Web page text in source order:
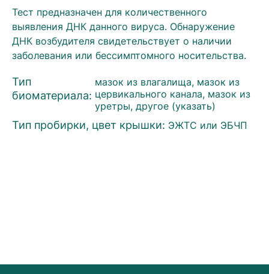
Тест предназначен для количественного
выявления ДНК данного вируса. Обнаружение
ДНК возбудителя свидетельствует о наличии
заболевания или бессимптомного носительства.
Тип
биоматериала:
мазок из влагалища, мазок из
цервикального канала, мазок из
уретры, другое (указать)
Тип пробирки, цвет крышки: ЭЖТС или ЭБЧП